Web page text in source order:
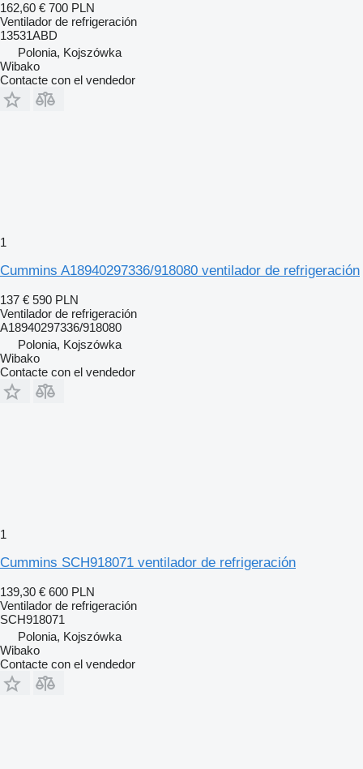
162,60 € 700 PLN
Ventilador de refrigeración
13531ABD
Polonia, Kojszówka
Wibako
Contacte con el vendedor
1
Cummins A18940297336/918080 ventilador de refrigeración
137 € 590 PLN
Ventilador de refrigeración
A18940297336/918080
Polonia, Kojszówka
Wibako
Contacte con el vendedor
1
Cummins SCH918071 ventilador de refrigeración
139,30 € 600 PLN
Ventilador de refrigeración
SCH918071
Polonia, Kojszówka
Wibako
Contacte con el vendedor